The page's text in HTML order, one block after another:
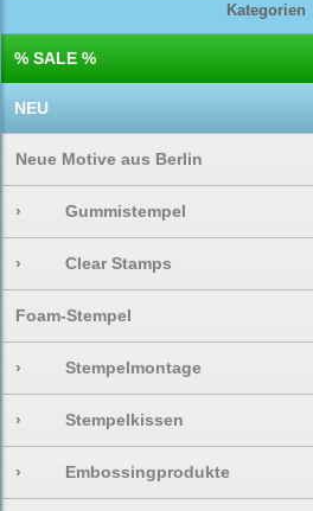
Kategorien
% SALE %
NEU
Neue Motive aus Berlin
› Gummistempel
› Clear Stamps
Foam-Stempel
› Stempelmontage
› Stempelkissen
› Embossingprodukte